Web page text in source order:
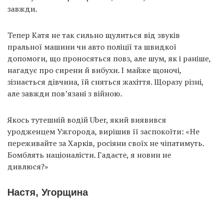
завжди.
Тепер Катя не так сильно щулиться від звуків
пральної машини чи авто поліції та швидкої
допомоги, що проносяться повз, але шум, як і раніше,
нагадує про сирени й вибухи. І майже щоночі,
зізнається дівчина, їй сняться жахіття. Щоразу різні,
але завжди пов’язані з війною.
Якось тутешній водій Uber, який виявився
уродженцем Ужгорода, вирішив її заспокоїти: «Не
переживайте за Харків, росіяни своїх не чіпатимуть.
Бомблять націоналісти. Гадаєте, я новин не
дивлюся?»
Настя, Угорщина